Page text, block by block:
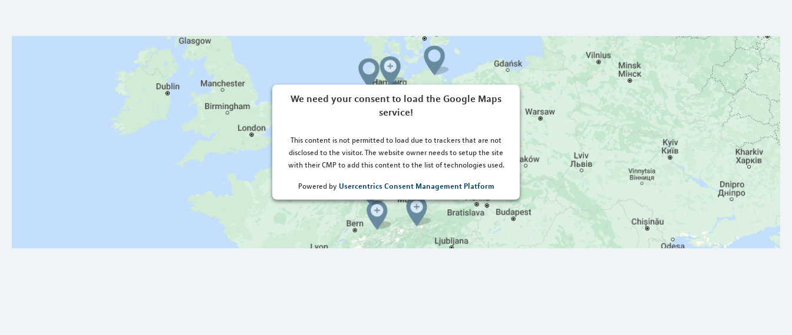
We need your consent to load the Google Maps
service!
This content is not permitted to load due to trackers that are not
disclosed to the visitor. The website owner needs to setup the site
with their CMP to add this content to the list of technologies used.
Powered by Usercentrics Consent Management Platform